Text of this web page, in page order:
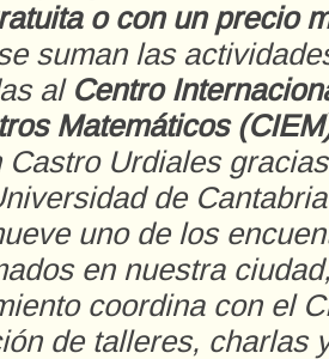
o con un precio
suman las
al Centro
Matemáticos
Castro Urdiales
de
uno de los
en nuestra
coordina con el
de talleres, charlas